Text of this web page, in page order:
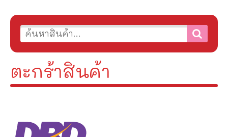
ตะกร้าสินค้า